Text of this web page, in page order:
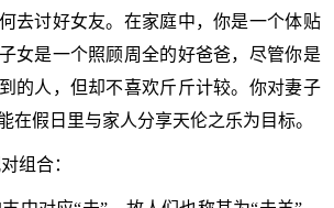
去讨好女友。在家庭中，你是一个体贴
女是一个照顾周全的好爸爸，尽管你是
的人，但却不喜欢斤斤计较。你对妻子
在假日里与家人分享天伦之乐为目标。
组合：